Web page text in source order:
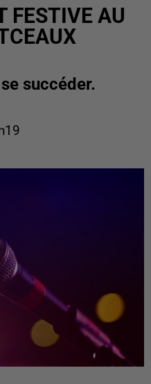
FESTIVE AU
succéder.